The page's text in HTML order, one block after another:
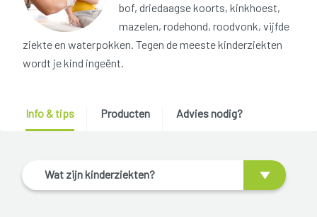
bof, driedaagse koorts, kinkhoest,
mazelen, rodehond, roodvonk, vijfde
ziekte en waterpokken. Tegen de meeste kinderziekten
wordt je kind ingeënt.
Info & tips Producten Advies nodig?
Wat zijn kinderziekten?